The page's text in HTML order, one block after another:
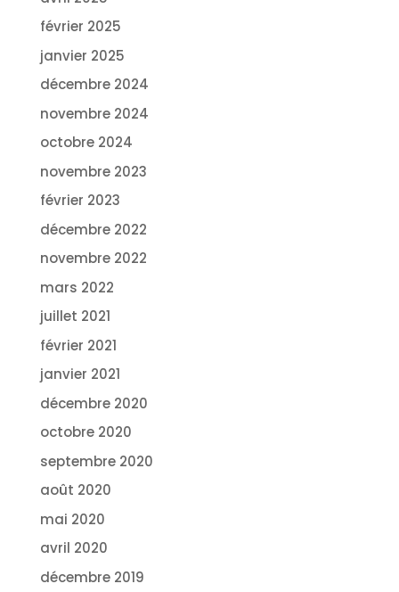
février 2025
janvier 2025
décembre 2024
novembre 2024
octobre 2024
novembre 2023
février 2023
décembre 2022
novembre 2022
mars 2022
juillet 2021
février 2021
janvier 2021
décembre 2020
octobre 2020
septembre 2020
août 2020
mai 2020
avril 2020
décembre 2019